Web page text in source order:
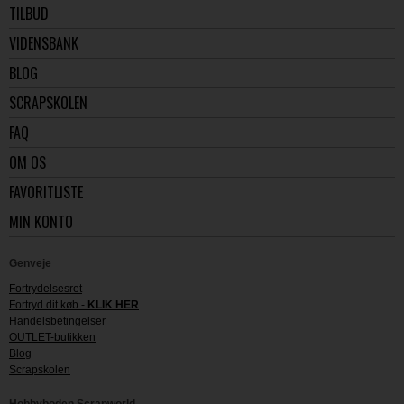
TILBUD
VIDENSBANK
BLOG
SCRAPSKOLEN
FAQ
OM OS
FAVORITLISTE
MIN KONTO
Genveje
Fortrydelsesret
Fortryd dit køb - KLIK HER
Handelsbetingelser
OUTLET-butikken
Blog
Scrapskolen